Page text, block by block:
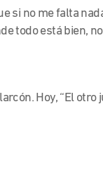
si no me falta
todo está bien,
Hoy, “El otro